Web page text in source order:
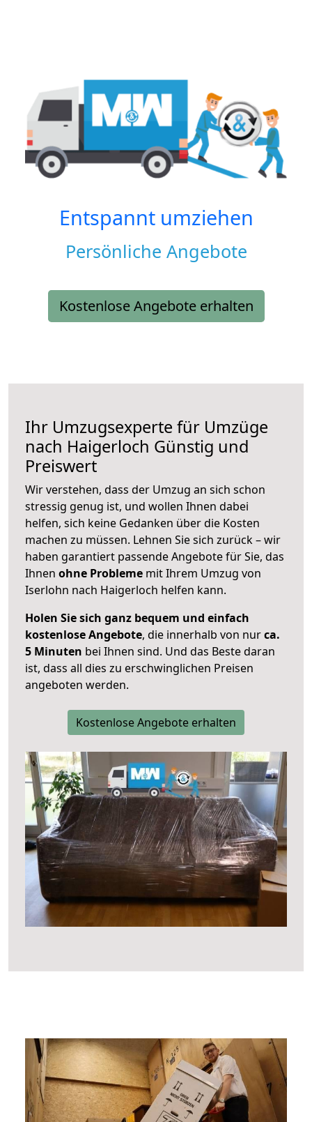
Entspannt umziehen
Persönliche Angebote
Kostenlose Angebote erhalten
Ihr Umzugsexperte für Umzüge
nach Haigerloch Günstig und
Preiswert
Wir verstehen, dass der Umzug an sich schon
stressig genug ist, und wollen Ihnen dabei
helfen, sich keine Gedanken über die Kosten
machen zu müssen. Lehnen Sie sich zurück – wir
haben garantiert passende Angebote für Sie, das
Ihnen ohne Probleme mit Ihrem Umzug von
Iserlohn nach Haigerloch helfen kann.
Holen Sie sich ganz bequem und einfach
kostenlose Angebote, die innerhalb von nurca.
5 Minuten bei Ihnen sind. Und das Beste daran
ist, dass all dies zu erschwinglichen Preisen
angeboten werden.
Kostenlose Angebote erhalten